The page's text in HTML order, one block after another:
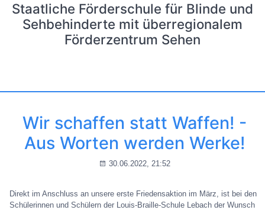
Staatliche Förderschule für Blinde und
Sehbehinderte mit überregionalem
Förderzentrum Sehen
Wir schaffen statt Waffen! -
Aus Worten werden Werke!
30.06.2022, 21:52
Direkt im Anschluss an unsere erste Friedensaktion im März, ist bei den
Schülerinnen und Schülern der Louis-Braille-Schule Lebach der Wunsch